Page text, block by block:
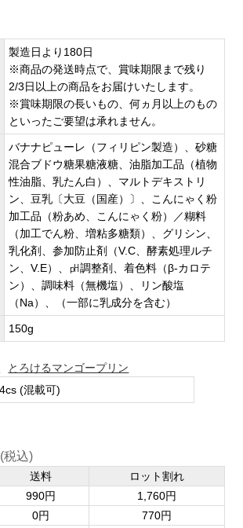
製造日より180日
※商品の発送時点で、賞味期限まで残り
2/3日以上の商品をお届けいたします。
※賞味期限の長いもの、何ヵ月以上のもの
といったご要望は承れません。
バナナピューレ（フィリピン製造）、砂糖
混合ブドウ糖果糖液糖、油脂加工品（植物
性油脂、乳たん白）、マルトデキストリ
ン、豆乳〔大豆（国産）〕、こんにゃく粉
加工品（粉あめ、こんにゃく粉）／糊料
（加工でん粉、増粘多糖類）、グリシン、
乳化剤、参加防止剤（V.C、酵素処理ルチ
ン、V.E）、㏗調整剤、着色料（β-カロテ
ン）、調味料（無機塩）、リン酸塩
（Na）、（一部に乳成分を含む）
150g
とろけるマンゴープリン
4cs (混載可)
税込)
送料
ロット割れ
990円
1,760円
0円
770円